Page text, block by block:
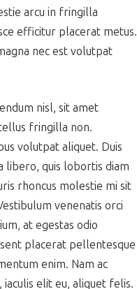
arcu in fringilla
efficitur placerat metus.
nec est volutpat
nisl, sit amet
fringilla non.
volutpat aliquet. Duis
libero, quis lobortis diam
rhoncus molestie mi sit
venenatis orci
at egestas odio
placerat pellentesque
enim. Nam ac
iaculis elit eu, aliquet felis.